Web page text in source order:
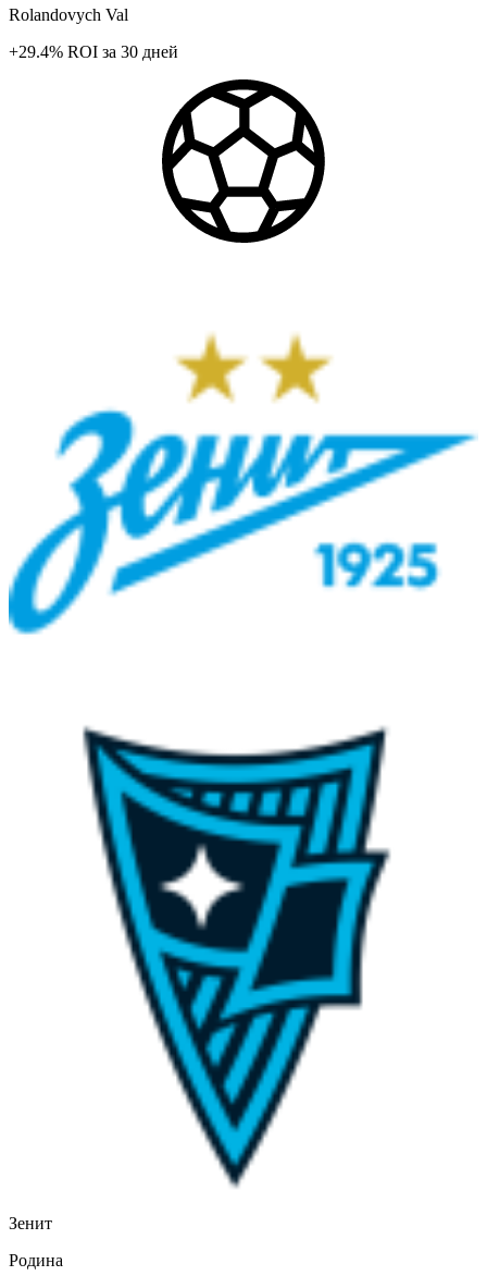
Rolandovych Val
+29.4% ROI за 30 дней
Зенит
Родина